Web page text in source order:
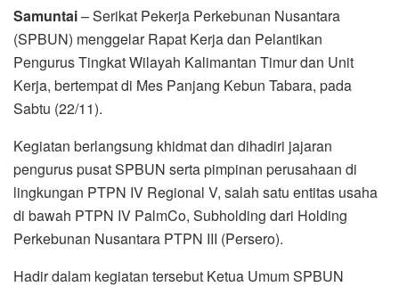
Samuntai– Serikat Pekerja Perkebunan Nusantara
(SPBUN) menggelar Rapat Kerja dan Pelantikan
Pengurus Tingkat Wilayah Kalimantan Timur dan Unit
Kerja, bertempat di Mes Panjang Kebun Tabara, pada
Sabtu (22/11).
Kegiatan berlangsung khidmat dan dihadiri jajaran
pengurus pusat SPBUN serta pimpinan perusahaan di
lingkungan PTPN IV Regional V, salah satu entitas usaha
di bawah PTPN IV PalmCo, Subholding dari Holding
Perkebunan Nusantara PTPN III (Persero).
Hadir dalam kegiatan tersebut Ketua Umum SPBUN